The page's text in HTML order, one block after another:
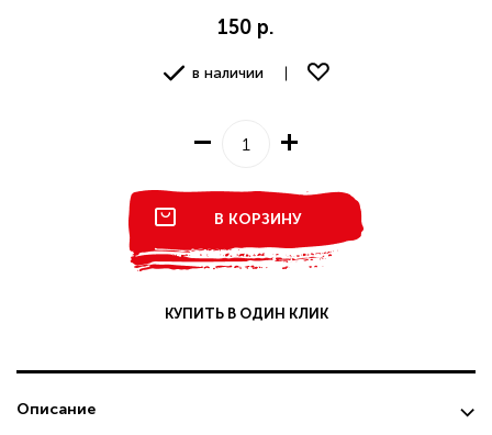
150 р.
в наличии
В КОРЗИНУ
КУПИТЬ В ОДИН КЛИК
Описание